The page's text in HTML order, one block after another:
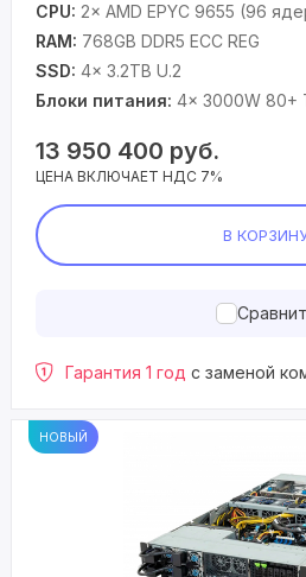
CPU: 2× AMD EPYC 9655 (96
RAM: 768GB DDR5 ECC REG
SSD: 4× 3.2TB U.2
Блоки питания: 4× 3000W 80+
13 950 400 руб.
ЦЕНА ВКЛЮЧАЕТ НДС 7%
В
Гарантия 1 год с заменой
НОВЫЙ